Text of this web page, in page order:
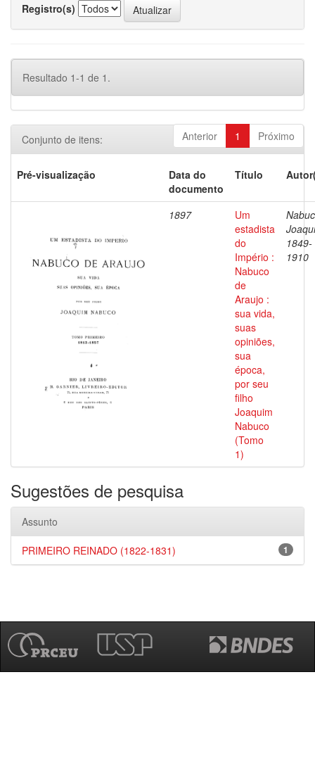
Registro(s)
Resultado 1-1 de 1.
Anterior 1 Próximo
Conjunto de itens:
Pré-visualização
Data do
documento
Título
1897
Um
estadista
do
Império :
Nabuco
de
Araujo :
sua vida,
suas
opiniões,
sua
época,
por seu
filho
Joaquim
Nabuco
(Tomo
1)
1849-
1910
Sugestões de pesquisa
Assunto
1
PRIMEIRO REINADO (1822-1831)